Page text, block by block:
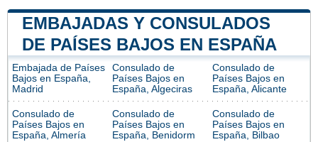
EMBAJADAS Y CONSULADOS
DE PAÍSES BAJOS EN ESPAÑA
Embajada de Países
Bajos en España,
Madrid
Consulado de
Países Bajos en
España, Algeciras
Consulado de
Países Bajos en
España, Alicante
Consulado de
Países Bajos en
España, Almería
Consulado de
Países Bajos en
España, Benidorm
Consulado de
Países Bajos en
España, Bilbao